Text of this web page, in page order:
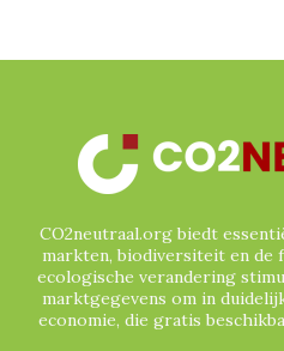
VERENIGDE NATIES
VERRA
VIETNAM
WATERCERTIFICATEN
ZUID-AMERIKA
CO2neutraal.org biedt
markten, biodiversiteit en de
ecologische verandering
marktgegevens om in
economie, die gratis